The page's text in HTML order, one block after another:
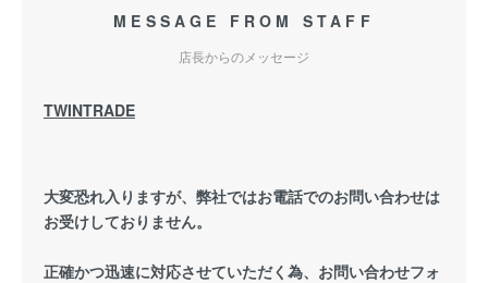
MESSAGE FROM STAFF
店長からのメッセージ
TWINTRADE
大変恐れ入りますが、弊社ではお電話でのお問い合わせは
お受けしておりません。
正確かつ迅速に対応させていただく為、お問い合わせフォ